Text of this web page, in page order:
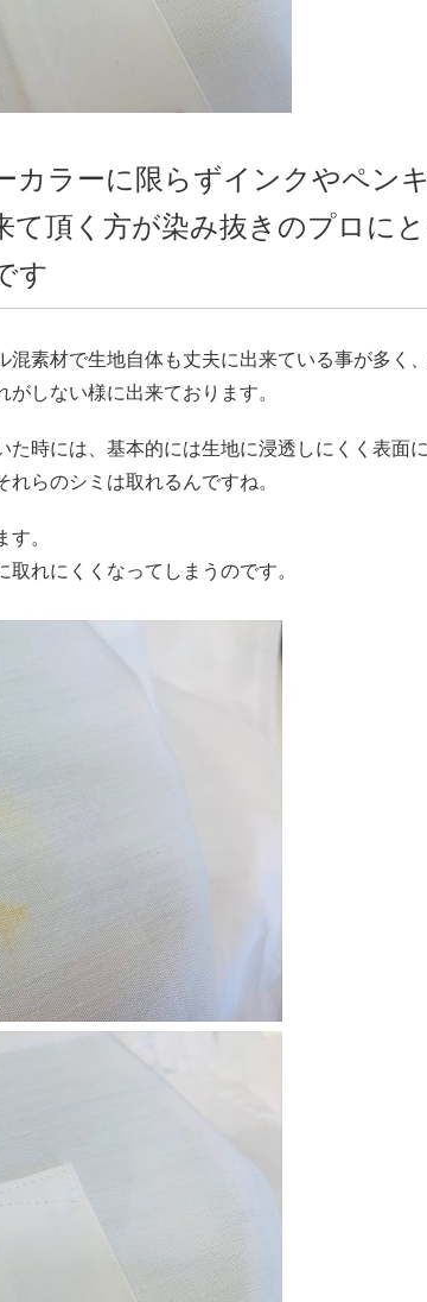
カラーに限らずインクやペン
頂く方が染み抜きのプロに
す
素材で生地自体も丈夫に出来ている事が多く
しない様に出来ております。
時には、基本的には生地に浸透しにくく表面
らのシミは取れるんですね。
。
れにくくなってしまうのです。